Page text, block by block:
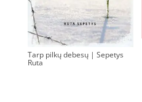
Tarp pilkų debesų | Sepetys
Ruta